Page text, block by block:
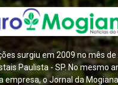
surgiu em 2009 no mês
Paulista - SP. No mesmo
empresa, o Jornal da